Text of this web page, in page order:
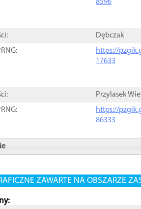
8596
Dębczak
https://
17633
Przylasek
https://
86333
ZAWARTE NA OBSZARZE